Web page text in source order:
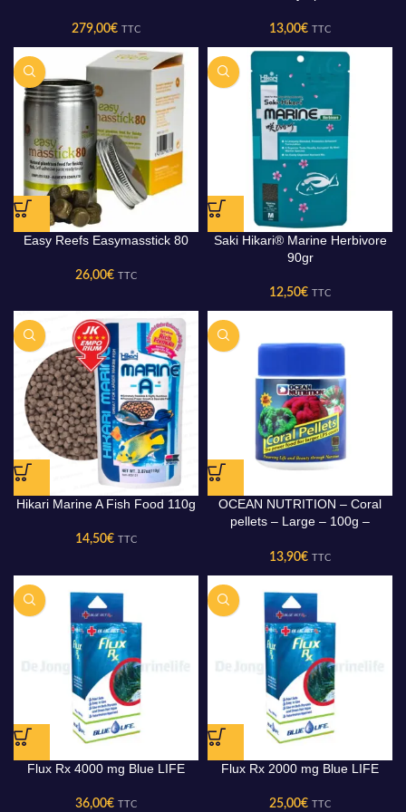
279,00€ TTC 13,00€ TTC
Easy Reefs Easymasstick 80
26,00€ TTC
Saki Hikari® Marine Herbivore
90gr
12,50€ TTC
Hikari Marine A Fish Food 110g
14,50€ TTC
OCEAN NUTRITION – Coral
pellets – Large – 100g –
13,90€ TTC
Flux Rx 4000 mg Blue LIFE
36,00€ TTC
Flux Rx 2000 mg Blue LIFE
25,00€ TTC